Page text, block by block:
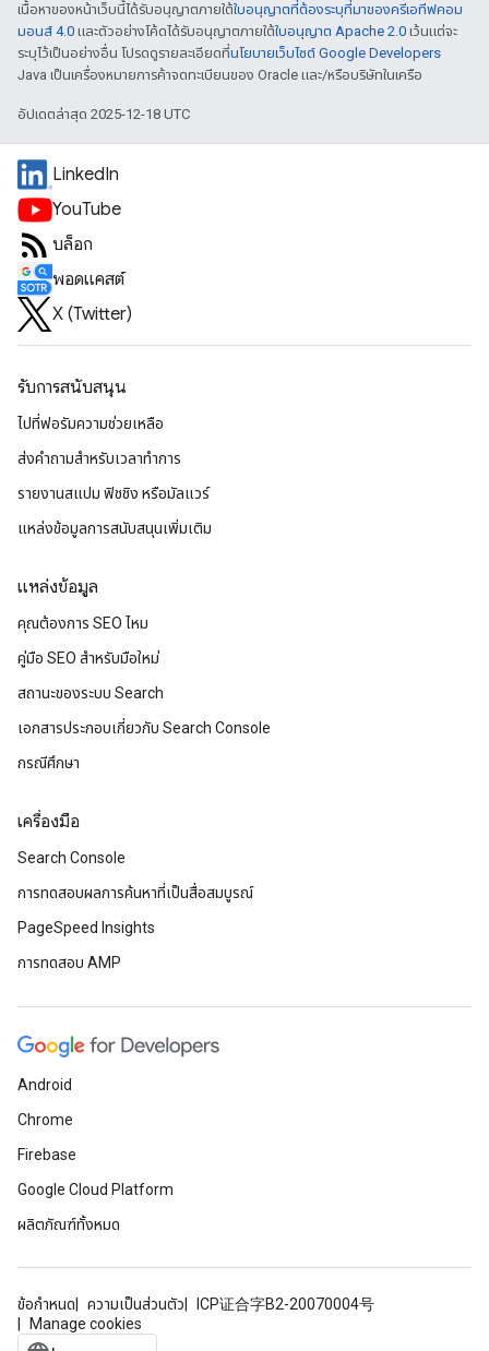
เนื้อหาของหน้าเว็บนี้ได้รับอนุญาตภายใต้ใบอนุญาตที่ต้องระบุที่มาของครีเอทีฟคอม
มอนส์ 4.0 และตัวอย่างโค้ดได้รับอนุญาตภายใต้ใบอนุญาต Apache 2.0 เว้นแต่จะ
ระบุไว้เป็นอย่างอื่น โปรดดูรายละเอียดที่นโยบายเว็บไซต์ Google Developers
Java เป็นเครื่องหมายการค้าจดทะเบียนของ Oracle และ/หรือบริษัทในเครือ
อัปเดตล่าสุด 2025-12-18 UTC
LinkedIn
YouTube
บล็อก
พอดแคสต์
X (Twitter)
รับการสนับสนุน
ไปที่ฟอรัมความช่วยเหลือ
ส่งคำถามสำหรับเวลาทำการ
รายงานสแปม ฟิชชิง หรือมัลแวร์
แหล่งข้อมูลการสนับสนุนเพิ่มเติม
แหล่งข้อมูล
คุณต้องการ SEO ไหม
คู่มือ SEO สำหรับมือใหม่
สถานะของระบบ Search
เอกสารประกอบเกี่ยวกับ Search Console
กรณีศึกษา
เครื่องมือ
Search Console
การทดสอบผลการค้นหาที่เป็นสื่อสมบูรณ์
PageSpeed Insights
การทดสอบ AMP
Android
Chrome
Firebase
Google Cloud Platform
ผลิตภัณฑ์ทั้งหมด
ข้อกำหนด ความเป็นส่วนตัว
ICP证合字B2-20070004号
Manage cookies